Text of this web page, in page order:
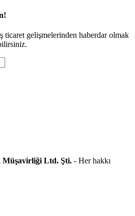
ticaret gelişmelerinden haberdar olmak
Ltd. Şti. - Her hakkı